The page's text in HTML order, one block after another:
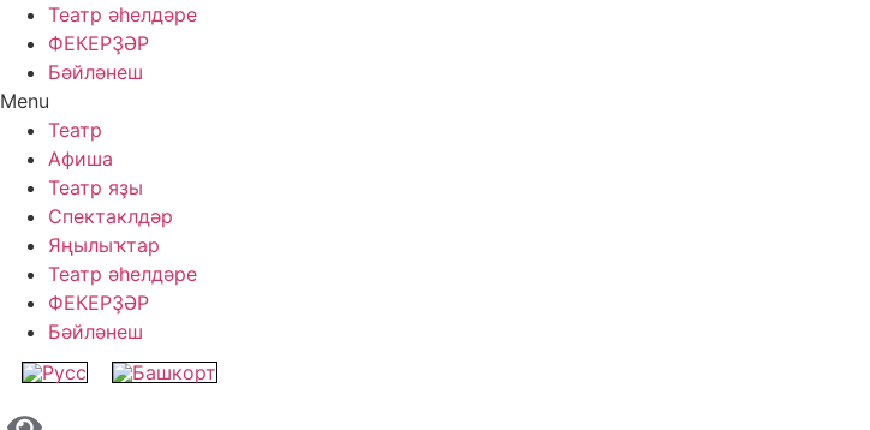
Театр әһелдәре
ФЕКЕРҘӘР
Бәйләнеш
Menu
Театр
Афиша
Театр яҙы
Спектаклдәр
Яңылыҡтар
Театр әһелдәре
ФЕКЕРҘӘР
Бәйләнеш